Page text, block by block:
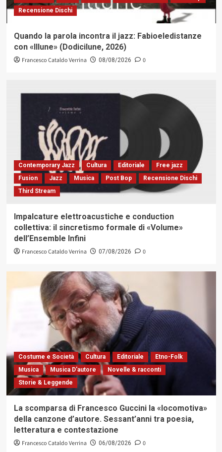
Recensione Dischi
Quando la parola incontra il jazz: Fabioeledistanze
con «Illune» (Dodicilune, 2026)
Francesco Cataldo Verrina 08/08/2026 0
Contemporary Jazz Cultura Editoriale
Free jazz
Fusion
Jazz Musica Post Bop
Recensione Dischi
Third Stream
Impalcature elettroacustiche e conduction
collettiva: il sincretismo formale di «Volume»
dell’Ensemble Infini
Francesco Cataldo Verrina 07/08/2026 0
Costume e Società Cultura Editoriale
Etno-Folk
Musica
Musica D'autore
Novelle & racconti
Storie & Leggende
La scomparsa di Francesco Guccini la «locomotiva»
della canzone d’autore. Sessant’anni tra poesia,
letteratura e contestazione
Francesco Cataldo Verrina 06/08/2026 0